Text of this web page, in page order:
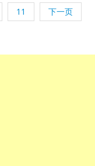
11
下一页